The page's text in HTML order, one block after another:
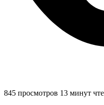
845 просмотров 13 минут